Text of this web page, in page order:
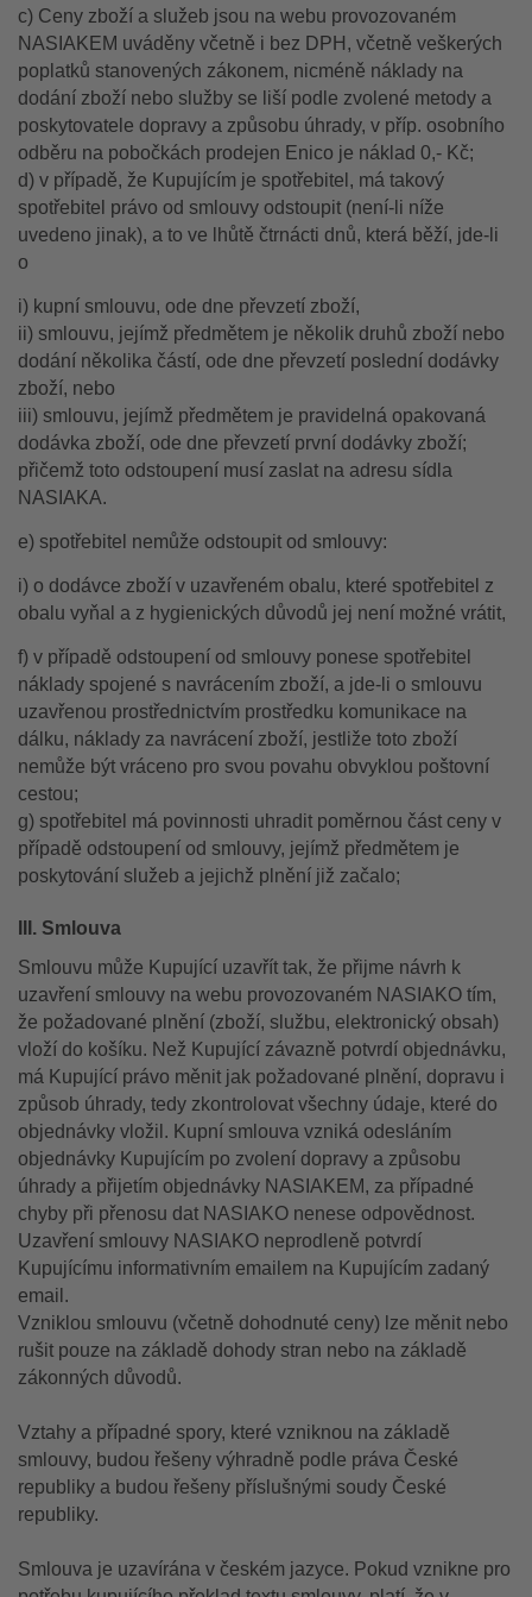
c) Ceny zboží a služeb jsou na webu provozovaném
NASIAKEM uváděny včetně i bez DPH, včetně veškerých
poplatků stanovených zákonem, nicméně náklady na
dodání zboží nebo služby se liší podle zvolené metody a
poskytovatele dopravy a způsobu úhrady, v příp. osobního
odběru na pobočkách prodejen Enico je náklad 0,- Kč;
d) v případě, že Kupujícím je spotřebitel, má takový
spotřebitel právo od smlouvy odstoupit (není-li níže
uvedeno jinak), a to ve lhůtě čtrnácti dnů, která běží, jde-li
o
i) kupní smlouvu, ode dne převzetí zboží,
ii) smlouvu, jejímž předmětem je několik druhů zboží nebo
dodání několika částí, ode dne převzetí poslední dodávky
zboží, nebo
iii) smlouvu, jejímž předmětem je pravidelná opakovaná
dodávka zboží, ode dne převzetí první dodávky zboží;
přičemž toto odstoupení musí zaslat na adresu sídla
NASIAKA.
e) spotřebitel nemůže odstoupit od smlouvy:
i) o dodávce zboží v uzavřeném obalu, které spotřebitel z
obalu vyňal a z hygienických důvodů jej není možné vrátit,
f) v případě odstoupení od smlouvy ponese spotřebitel
náklady spojené s navrácením zboží, a jde-li o smlouvu
uzavřenou prostřednictvím prostředku komunikace na
dálku, náklady za navrácení zboží, jestliže toto zboží
nemůže být vráceno pro svou povahu obvyklou poštovní
cestou;
g) spotřebitel má povinnosti uhradit poměrnou část ceny v
případě odstoupení od smlouvy, jejímž předmětem je
poskytování služeb a jejichž plnění již začalo;
III. Smlouva
Smlouvu může Kupující uzavřít tak, že přijme návrh k
uzavření smlouvy na webu provozovaném NASIAKO tím,
že požadované plnění (zboží, službu, elektronický obsah)
vloží do košíku. Než Kupující závazně potvrdí objednávku,
má Kupující právo měnit jak požadované plnění, dopravu i
způsob úhrady, tedy zkontrolovat všechny údaje, které do
objednávky vložil. Kupní smlouva vzniká odesláním
objednávky Kupujícím po zvolení dopravy a způsobu
úhrady a přijetím objednávky NASIAKEM, za případné
chyby při přenosu dat NASIAKO nenese odpovědnost.
Uzavření smlouvy NASIAKO neprodleně potvrdí
Kupujícímu informativním emailem na Kupujícím zadaný
email.
Vzniklou smlouvu (včetně dohodnuté ceny) lze měnit nebo
rušit pouze na základě dohody stran nebo na základě
zákonných důvodů.
Vztahy a případné spory, které vzniknou na základě
smlouvy, budou řešeny výhradně podle práva České
republiky a budou řešeny příslušnými soudy České
republiky.
Smlouva je uzavírána v českém jazyce. Pokud vznikne pro